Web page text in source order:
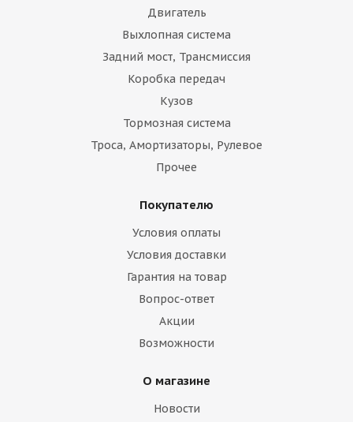
Двигатель
Выхлопная система
Задний мост, Трансмиссия
Коробка передач
Кузов
Тормозная система
Троса, Амортизаторы, Рулевое
Прочее
Покупателю
Условия оплаты
Условия доставки
Гарантия на товар
Вопрос-ответ
Акции
Возможности
О магазине
Новости